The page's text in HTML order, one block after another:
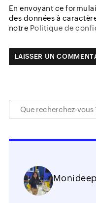
En envoyant ce
des données à
notre Politique de